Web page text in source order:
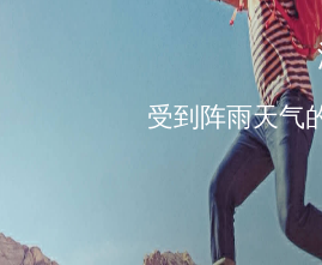
受到阵雨天气